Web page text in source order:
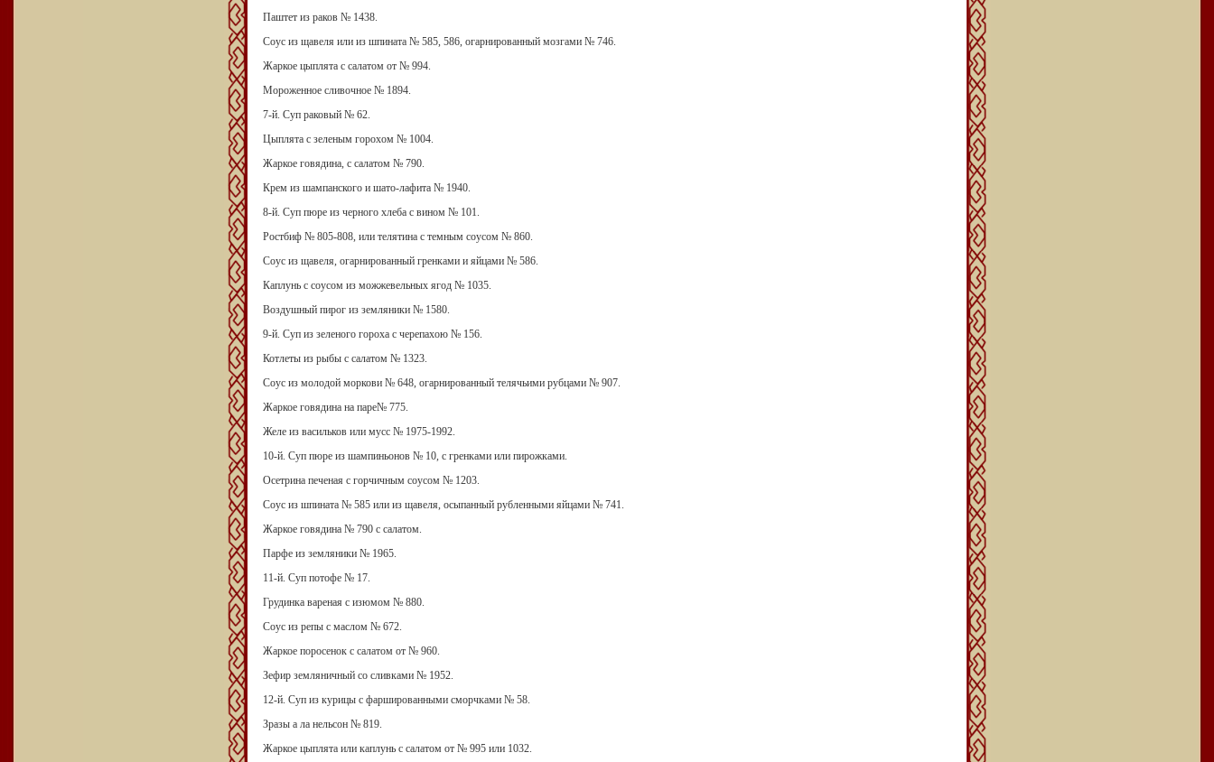
Паштет из раков № 1438.
Соус из щавеля или из шпината № 585, 586, огарнированный мозгами № 746.
Жаркое цыплята с салатом от № 994.
Мороженное сливочное № 1894.
7-й. Суп раковый № 62.
Цыплята с зеленым горохом № 1004.
Жаркое говядина, с салатом № 790.
Крем из шампанского и шато-лафита № 1940.
8-й. Суп пюре из черного хлеба с вином № 101.
Ростбиф № 805-808, или телятина с темным соусом № 860.
Соус из щавеля, огарнированный гренками и яйцами № 586.
Каплунь с соусом из можжевельных ягод № 1035.
Воздушный пирог из земляники № 1580.
9-й. Суп из зеленого гороха с черепахою № 156.
Котлеты из рыбы с салатом № 1323.
Соус из молодой моркови № 648, огарнированный телячьими рубцами № 907.
Жаркое говядина на паре№ 775.
Желе из васильков или мусс № 1975-1992.
10-й. Суп пюре из шампиньонов № 10, с гренками или пирожками.
Осетрина печеная с горчичным соусом № 1203.
Соус из шпината № 585 или из щавеля, осыпанный рубленными яйцами № 741.
Жаркое говядина № 790 с салатом.
Парфе из земляники № 1965.
11-й. Суп потофе № 17.
Грудинка вареная с изюмом № 880.
Соус из репы с маслом № 672.
Жаркое поросенок с салатом от № 960.
Зефир земляничный со сливками № 1952.
12-й. Суп из курицы с фаршированными сморчками № 58.
Зразы а ла нельсон № 819.
Жаркое цыплята или каплунь с салатом от № 995 или 1032.